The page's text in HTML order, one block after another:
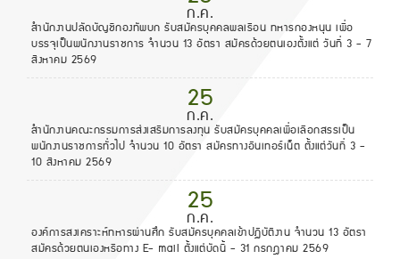
ก.ค.
สำนักงานปลัดบัญชีกองทัพบก รับสมัครบุคคลพลเรือน ทหารกองหนุน เพื่อ
บรรจุเป็นพนักงานราชการ จำนวน 13 อัตรา สมัครด้วยตนเองตั้งแต่ วันที่ 3 - 7
สิงหาคม 2569
25
ก.ค.
สำนักงานคณะกรรมการส่งเสริมการลงทุน รับสมัครบุคคลเพื่อเลือกสรรเป็น
พนักงานราชการทั่วไป จำนวน 10 อัตรา สมัครทางอินเทอร์เน็ต ตั้งแต่วันที่ 3 -
10 สิงหาคม 2569
25
ก.ค.
องค์การสงเคราะห์ทหารผ่านศึก รับสมัครบุคคลเข้าปฏิบัติงาน จำนวน 13 อัตรา
สมัครด้วยตนเองหรือทาง E- mail ตั้งแต่บัดนี้ - 31 กรกฎาคม 2569